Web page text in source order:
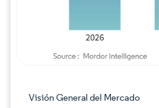
Visión General del Mercado